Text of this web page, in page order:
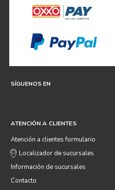
SÍGUENOS EN
ATENCIÓN A CLIENTES
Atención a clientes formulario
Localizador de sucursales
Información de sucursales
Contacto